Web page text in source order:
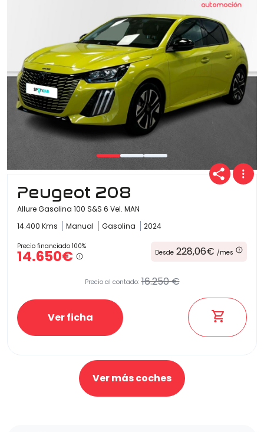
Peugeot 208
Allure Gasolina 100 S&S 6 Vel. MAN
14.400 Kms
Manual Gasolina 2024
Precio financiado 100%
14.650€ Desde 228,06€ /mes
Precio al contado: 16.250 €
Ver ficha
Ver más coches